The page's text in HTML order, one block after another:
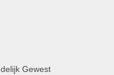
Gewest